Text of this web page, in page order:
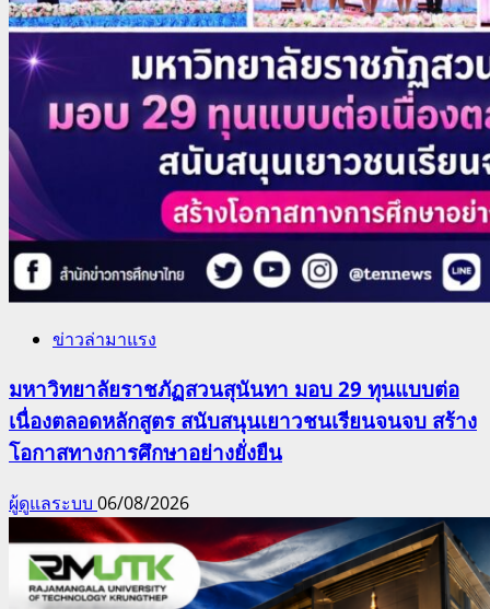
ข่าวล่ามาแรง
มหาวิทยาลัยราชภัฏสวนสุนันทา มอบ 29 ทุนแบบต่อ
เนื่องตลอดหลักสูตร สนับสนุนเยาวชนเรียนจนจบ สร้าง
โอกาสทางการศึกษาอย่างยั่งยืน
ผู้ดูแลระบบ 06/08/2026